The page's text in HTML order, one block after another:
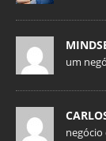
um
negócio